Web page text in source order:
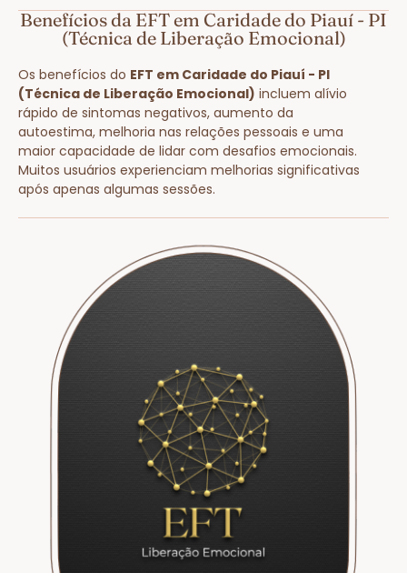
Benefícios da EFT em Caridade do Piauí - PI
(Técnica de Liberação Emocional)
Os benefícios do EFT em Caridade do Piauí - PI
(Técnica de Liberação Emocional) incluem alívio
rápido de sintomas negativos, aumento da
autoestima, melhoria nas relações pessoais e uma
maior capacidade de lidar com desafios emocionais.
Muitos usuários experienciam melhorias significativas
após apenas algumas sessões.